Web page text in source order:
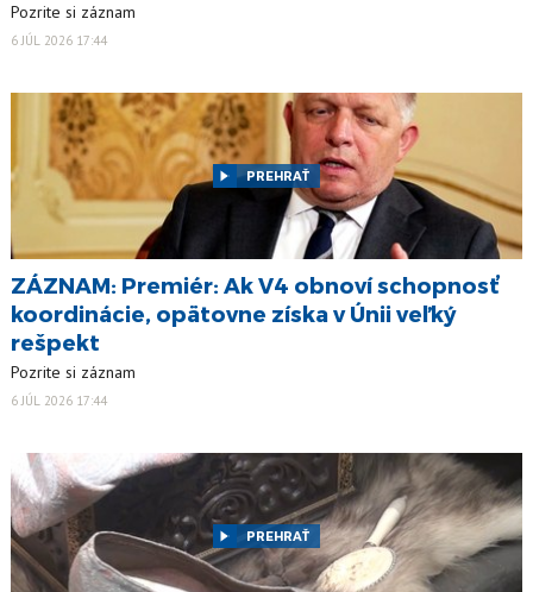
Pozrite si záznam
6 JÚL 2026 17:44
PREHRAŤ
ZÁZNAM: Premiér: Ak V4 obnoví schopnosť
koordinácie, opätovne získa v Únii veľký
rešpekt
Pozrite si záznam
6 JÚL 2026 17:44
PREHRAŤ